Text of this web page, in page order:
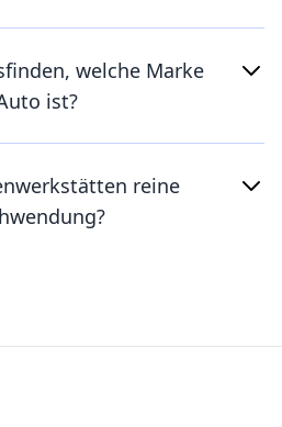
welche Marke
ist?
reine